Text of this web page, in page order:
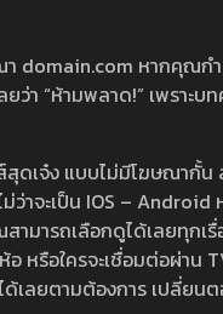
domain.com หากคุณก
ยว่า “ห้ามพลาด!” เพราะ
สุดเจ๋ง แบบไม่มีโฆษณากั้
ว่าจะเป็น IOS –
ามารถเลือกดูได้เลยทุกเ
หรือใครจะเชื่อมต่อผ่าน
เลยตามต้องการ เปลี่ยน